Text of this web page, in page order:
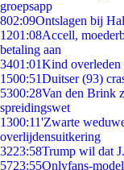
groepsapp
802:09Ontslagen bij
1201:08Accell,
betaling aan
3401:01Kind overleden
1500:51Duitser (93)
5300:28Van den Brink
spreidingswet
1300:11'Zwarte
overlijdensuitkering
3223:58Trump wil dat
5723:55Onlyfans-